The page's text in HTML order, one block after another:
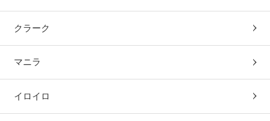
クラーク
マニラ
イロイロ